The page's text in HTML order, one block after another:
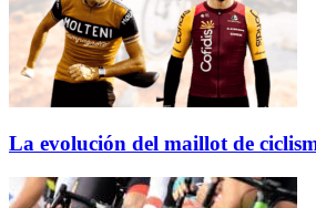
La evolución del maillot de